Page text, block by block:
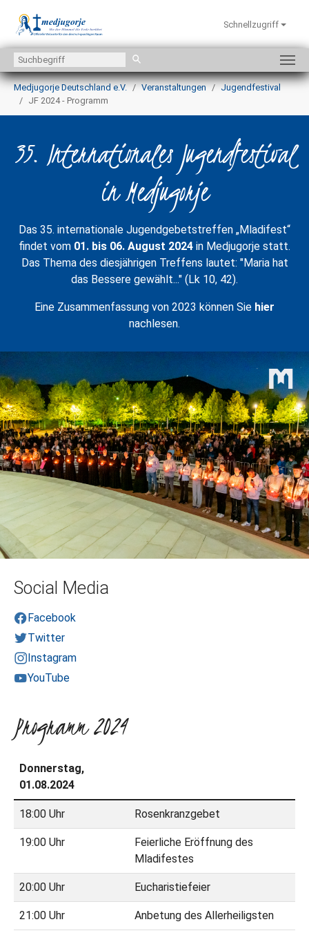
Zum Hauptinhalt springen
Schnellzugriff
Sie sind hier:
Medjugorje Deutschland e.V.
Veranstaltungen
Jugendfestival
JF 2024 - Programm
35. Internationales Jugendfestival
in Medjugorje
Das 35. internationale Jugendgebetstreffen „Mladifest“
findet vom 01. bis 06. August 2024 in Medjugorje statt.
Das Thema des diesjährigen Treffens lautet: "Maria hat
das Bessere gewählt..." (Lk 10, 42).
Eine Zusammenfassung von 2023 können Sie hier
nachlesen.
Social Media
Facebook
Twitter
Instagram
YouTube
Programm 2024
Donnerstag,
01.08.2024
18:00 Uhr Rosenkranzgebet
19:00 Uhr
Feierliche Eröffnung des
Mladifestes
20:00 Uhr Eucharistiefeier
21:00 Uhr Anbetung des Allerheiligsten